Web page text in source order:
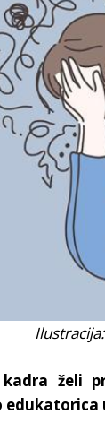
kadra želi